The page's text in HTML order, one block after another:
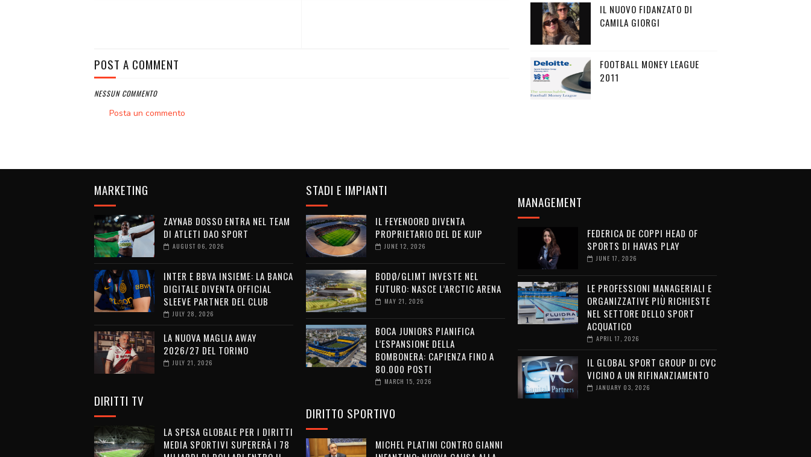
POST A COMMENT
NESSUN COMMENTO
Posta un commento
IL NUOVO FIDANZATO DI
CAMILA GIORGI
FOOTBALL MONEY LEAGUE
2011
MARKETING
ZAYNAB DOSSO ENTRA NEL TEAM
DI ATLETI DAO SPORT
AUGUST 06, 2026
INTER E BBVA INSIEME: LA BANCA
DIGITALE DIVENTA OFFICIAL
SLEEVE PARTNER DEL CLUB
JULY 28, 2026
LA NUOVA MAGLIA AWAY
2026/27 DEL TORINO
JULY 21, 2026
DIRITTI TV
LA SPESA GLOBALE PER I DIRITTI
MEDIA SPORTIVI SUPERERÀ I 78
STADI E IMPIANTI
IL FEYENOORD DIVENTA
PROPRIETARIO DEL DE KUIP
JUNE 12, 2026
BODØ/GLIMT INVESTE NEL
FUTURO: NASCE L’ARCTIC ARENA
MAY 21, 2026
BOCA JUNIORS PIANIFICA
L’ESPANSIONE DELLA
BOMBONERA: CAPIENZA FINO A
80.000 POSTI
MARCH 15, 2026
DIRITTO SPORTIVO
MICHEL PLATINI CONTRO GIANNI
MANAGEMENT
FEDERICA DE COPPI HEAD OF
SPORTS DI HAVAS PLAY
JUNE 17, 2026
LE PROFESSIONI MANAGERIALI E
ORGANIZZATIVE PIÙ RICHIESTE
NEL SETTORE DELLO SPORT
ACQUATICO
APRIL 17, 2026
IL GLOBAL SPORT GROUP DI CVC
VICINO A UN RIFINANZIAMENTO
JANUARY 03, 2026